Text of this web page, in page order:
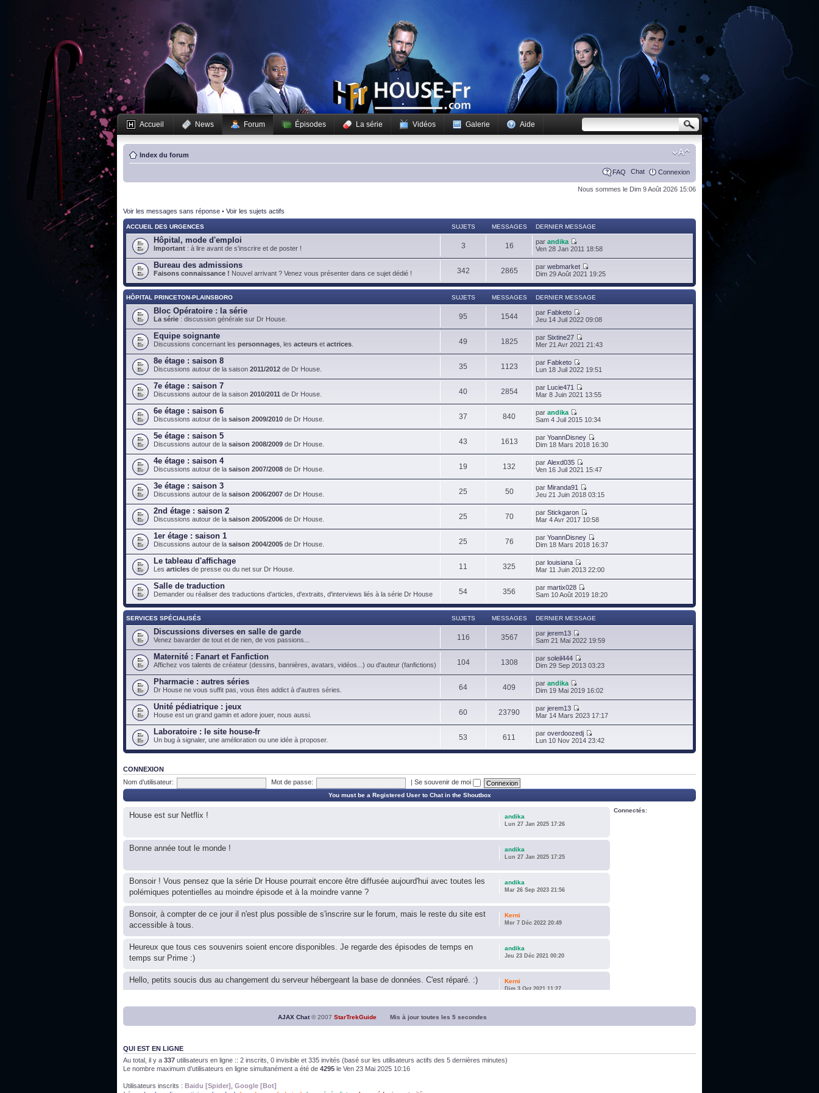
Accueil News Forum Épisodes La série Vidéos Galerie Aide
Index du forum
FAQ Chat Connexion
Nous sommes le Dim 9 Août 2026 15:06
Voir les messages sans réponse • Voir les sujets actifs
ACCUEIL DES URGENCES SUJETS MESSAGES DERNIER MESSAGE
Hôpital, mode d'emploi
Important : à lire avant de s'inscrire et de poster ! 3 16 par andika
Ven 28 Jan 2011 18:58
Bureau des admissions
Faisons connaissance ! Nouvel arrivant ? Venez vous présenter dans ce sujet dédié ! 342 2865 par webmarket
Dim 29 Août 2021 19:25
HÔPITAL PRINCETON-PLAINSBORO SUJETS MESSAGES DERNIER MESSAGE
Bloc Opératoire : la série
La série : discussion générale sur Dr House. 95 1544 par Fabketo
Jeu 14 Juil 2022 09:08
Equipe soignante
Discussions concernant les personnages , les acteurs et actrices 49 1825 par Sixtine27
Mer 21 Avr 2021 21:43
8e étage : saison 8
Discussions autour de la saison 2011/2012 de Dr House. 35 1123 par Fabketo
Lun 18 Juil 2022 19:51
7e étage : saison 7
Discussions autour de la saison 2010/2011 de Dr House. 40 2854 par Lucie471
Mar 8 Juin 2021 13:55
6e étage : saison 6
Discussions autour de la saison 2009/2010 de Dr House. 37 840 par andika
Sam 4 Juil 2015 10:34
5e étage : saison 5
Discussions autour de la saison 2008/2009 de Dr House. 43 1613 par YoannDisney
Dim 18 Mars 2018 16:30
4e étage : saison 4
Discussions autour de la saison 2007/2008 de Dr House. 19 132 par Alexd035
Ven 16 Juil 2021 15:47
3e étage : saison 3
Discussions autour de la saison 2006/2007 de Dr House. 25 50 par Miranda91
Jeu 21 Juin 2018 03:15
2nd étage : saison 2
Discussions autour de la saison 2005/2006 de Dr House. 25 70 par Stickgaron
Mar 4 Avr 2017 10:58
1er étage : saison 1
Discussions autour de la saison 2004/2005 de Dr House. 25 76 par YoannDisney
Dim 18 Mars 2018 16:37
Le tableau d'affichage
Les articles de presse ou du net sur Dr House. 11 325 par louisiana
Mar 11 Juin 2013 22:00
Salle de traduction
Demander ou réaliser des traductions d'articles, d'extraits, d'interviews liés à la série Dr House 54 356 par martix028
Sam 10 Août 2019 18:20
SERVICES SPÉCIALISÉS SUJETS MESSAGES DERNIER MESSAGE
Discussions diverses en salle de garde
Venez bavarder de tout et de rien, de vos passions... 116 3567 par jerem13
Sam 21 Mai 2022 19:59
Maternité : Fanart et Fanfiction
Affichez vos talents de créateur (dessins, bannières, avatars, vidéos...) ou d'auteur (fanfictions) 104 1308 par soleil444
Dim 29 Sep 2013 03:23
Pharmacie : autres séries
Dr House ne vous suffit pas, vous êtes addict à d'autres séries. 64 409 par andika
Dim 19 Mai 2019 16:02
Unité pédiatrique : jeux
House est un grand gamin et adore jouer, nous aussi. 60 23790 par jerem13
Mar 14 Mars 2023 17:17
Laboratoire : le site house-fr
Un bug à signaler, une amélioration ou une idée à proposer. 53 611 par overdoozedj
Lun 10 Nov 2014 23:42
CONNEXION
Nom d’utilisateur:
Mot de passe: Se souvenir de moi
You must be a Registered User to Chat in the Shoutbox
House est sur Netflix ! andika
Lun 27 Jan 2025 17:26
Bonne année tout le monde ! andika
Lun 27 Jan 2025 17:25
Bonsoir ! Vous pensez que la série Dr House pourrait encore être diffusée aujourd'hui avec toutes les
polémiques potentielles au moindre épisode et à la moindre vanne ?
andika
Mar 26 Sep 2023 21:56
Bonsoir, à compter de ce jour il n'est plus possible de s'inscrire sur le forum, mais le reste du site est
accessible à tous.
Kerni
Mer 7 Déc 2022 20:49
Heureux que tous ces souvenirs soient encore disponibles. Je regarde des épisodes de temps en
temps sur Prime :)
andika
Jeu 23 Déc 2021 00:20
Hello, petits soucis dus au changement du serveur hébergeant la base de données. C'est réparé. :) Kerni
Dim 3 Oct 2021 11:27
Bon, 2020, ça n'a pas trop marché. JE vous souhaite une année 2021 plus belle que 2020 !
J'ai l'impression que nous n'avons pas fait les survivor des épisodes issus des saisons 6; 7 et 8 !
Dim 26 Avr 2020 14:19
Connectés:
AJAX Chat© 2007 StarTrekGuide Mis à jour toutes les 5 secondes
QUI EST EN LIGNE
Au total, il y a 337 utilisateurs en ligne :: 2 inscrits, 0 invisible et 335 invités (basé sur les utilisateurs actifs des 5 dernières minutes)
Le nombre maximum d’utilisateurs en ligne simultanément a été de 4295 le Ven 23 Mai 2025 10:16
Utilisateurs inscrits : Baidu [Spider] Google [Bot]